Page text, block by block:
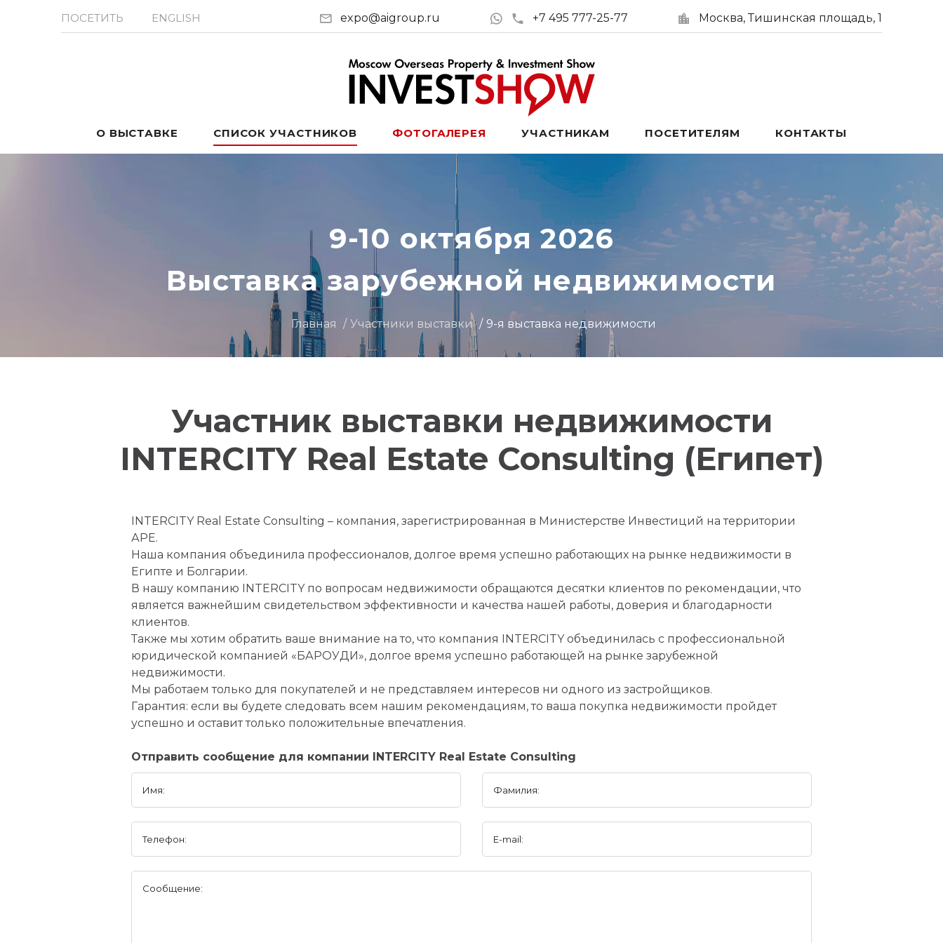
ПОСЕТИТЬ ENGLISH expo@aigroup.ru +7 495 777-25-77 Москва, Тишинская площадь, 1
О ВЫСТАВКЕ СПИСОК УЧАСТНИКОВ ФОТОГАЛЕРЕЯ УЧАСТНИКАМ ПОСЕТИТЕЛЯМ КОНТАКТЫ
9-10 октября 2026
Выставка зарубежной недвижимости
Главная Участники выставки 9-я выставка недвижимости
Участник выставки недвижимости
INTERCITY Real Estate Consulting (Египет)
INTERCITY Real Estate Consulting – компания, зарегистрированная в Министерстве Инвестиций на территории
АРЕ.
Наша компания объединила профессионалов, долгое время успешно работающих на рынке недвижимости в
Египте и Болгарии.
В нашу компанию INTERCITY по вопросам недвижимости обращаются десятки клиентов по рекомендации, что
является важнейшим свидетельством эффективности и качества нашей работы, доверия и благодарности
клиентов.
Также мы хотим обратить ваше внимание на то, что компания INTERCITY объединилась с профессиональной
юридической компанией «БАРОУДИ», долгое время успешно работающей на рынке зарубежной
недвижимости.
Мы работаем только для покупателей и не представляем интересов ни одного из застройщиков.
Гарантия: если вы будете следовать всем нашим рекомендациям, то ваша покупка недвижимости пройдет
успешно и оставит только положительные впечатления.
Отправить сообщение для компании INTERCITY Real Estate Consulting
Имя: Фамилия:
Телефон: E-mail:
Сообщение: